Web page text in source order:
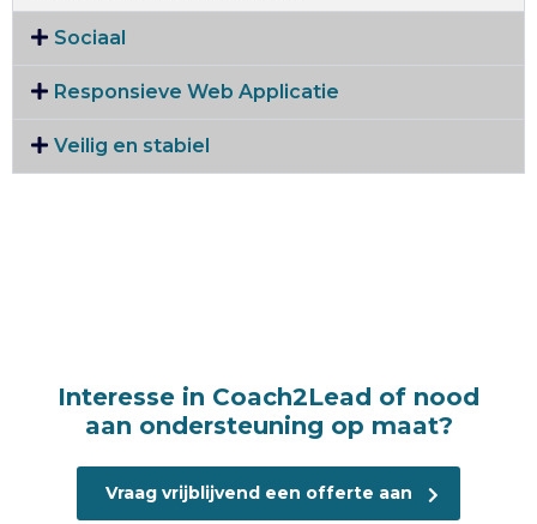
Sociaal
Responsieve Web Applicatie
Veilig en stabiel
Interesse in Coach2Lead of nood
aan ondersteuning op maat?
Vraag vrijblijvend een offerte aan